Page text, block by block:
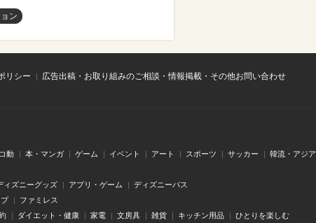
ン
リシー
広告出稿・お取り組みのご相談・情報掲載・その他お問い合わせ
動 本・マンガ ゲーム イベント アート スポーツ サッカー 韓流・アジア
ィズニーグッズ アプリ・ゲーム ディズニーパス
ファミレス
ダイエット・健康 家電 文房具 雑貨 キッチン用品 ひとりを楽しむ